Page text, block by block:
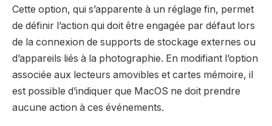
Cette option, qui s’apparente à un réglage fin, permet
de définir l’action qui doit être engagée par défaut lors
de la connexion de supports de stockage externes ou
d’appareils liés à la photographie. En modifiant l’option
associée aux lecteurs amovibles et cartes mémoire, il
est possible d’indiquer que MacOS ne doit prendre
aucune action à ces événements.